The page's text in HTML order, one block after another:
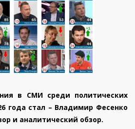
в СМИ среди политических
года стал – Владимир Фесенко
и аналитический обзор.